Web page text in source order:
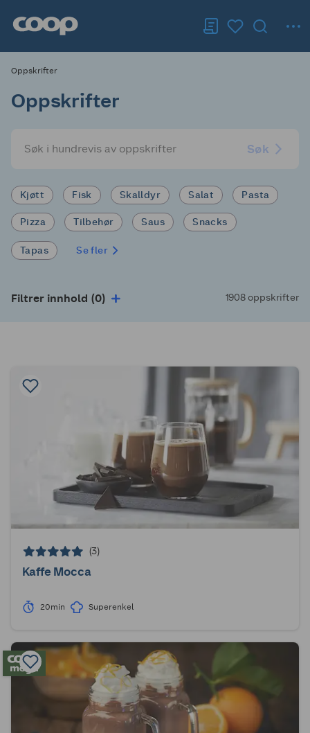
Oppskrifter
Oppskrifter
Søk
Kjøtt Fisk Skalldyr Salat Pasta
Pizza Tilbehør Saus Snacks
Tapas Se fler
Filtrer innhold (0) 1908 oppskrifter
(3)
Kaffe Mocca
20min Superenkel